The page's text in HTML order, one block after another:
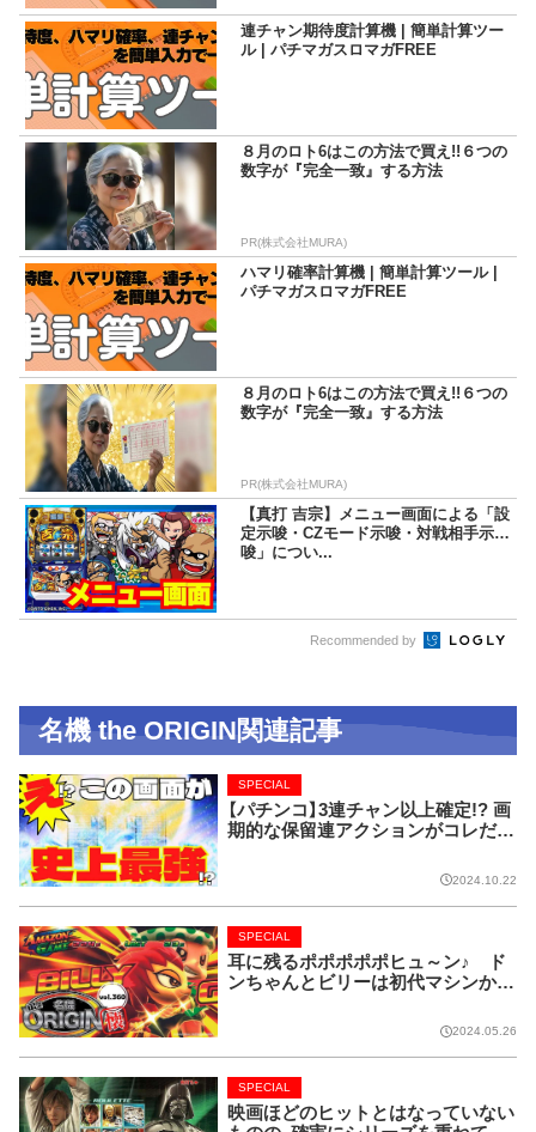
連チャン期待度計算機 | 簡単計算ツー
ル | パチマガスロマガFREE
８月のロト6はこの方法で買え!!６つの
数字が『完全一致』する方法
PR(株式会社MURA)
ハマリ確率計算機 | 簡単計算ツール |
パチマガスロマガFREE
８月のロト6はこの方法で買え!!６つの
数字が『完全一致』する方法
PR(株式会社MURA)
【真打 吉宗】メニュー画面による「設
定示唆・CZモード示唆・対戦相手示
唆」につい...
Recommended by
名機 the ORIGIN関連記事
【パチンコ】3連チャン以上確定!? 画
期的な保留連アクションがコレだ!
SPECIAL
2024.10.22
耳に残るポポポポポヒュ～ン♪ ド
ンちゃんとビリーは初代マシンから
SPECIAL
2024.05.26
映画ほどのヒットとはなっていない
SPECIAL